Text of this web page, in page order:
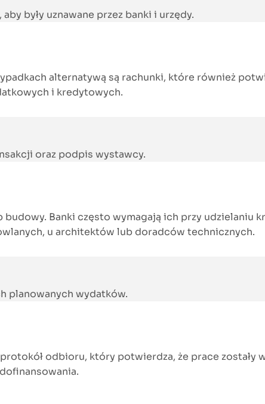
były uznawane przez banki i urzędy.
alternatywą są rachunki, które również
i kredytowych.
oraz podpis wystawcy.
Banki często wymagają ich przy udzielaniu
u architektów lub doradców technicznych.
planowanych wydatków.
odbioru, który potwierdza, że prace zostały